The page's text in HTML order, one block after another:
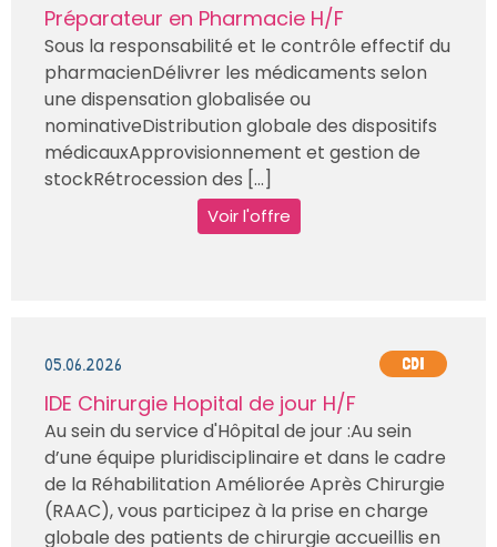
Préparateur en Pharmacie H/F
Sous la responsabilité et le contrôle effectif du
pharmacienDélivrer les médicaments selon
une dispensation globalisée ou
nominativeDistribution globale des dispositifs
médicauxApprovisionnement et gestion de
stockRétrocession des [...]
Voir l'offre
05.06.2026 CDI
IDE Chirurgie Hopital de jour H/F
Au sein du service d'Hôpital de jour :Au sein
d’une équipe pluridisciplinaire et dans le cadre
de la Réhabilitation Améliorée Après Chirurgie
(RAAC), vous participez à la prise en charge
globale des patients de chirurgie accueillis en